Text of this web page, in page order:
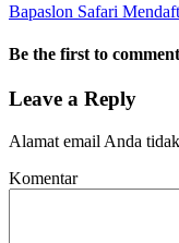
Bapaslon Safari
Be the first to comment
Leave a Reply
Alamat email Anda
Komentar